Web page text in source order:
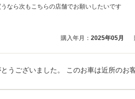
ら次もこちらの店舗でお願いしたいです
購入年月： 2025年05月